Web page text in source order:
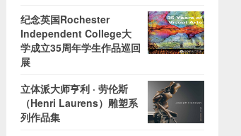
纪念英国Rochester
Independent College大
学成立35周年学生作品巡回
展
立体派大师亨利 · 劳伦斯
（Henri Laurens）雕塑系
列作品集